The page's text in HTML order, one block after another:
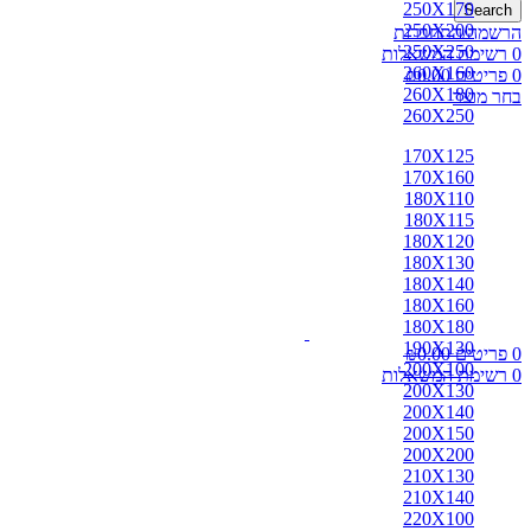
Search
הרשמה/התחברות
0 רשימת המשאלות
0 פריטים ₪0.00
בחר מוצר
0 פריטים ₪0.00
0 רשימת המשאלות
250X170
250X200
250X250
260X160
260X180
260X250
170X125
170X160
180X110
180X115
180X120
180X130
180X140
180X160
180X180
190X130
200X100
200X130
200X140
200X150
200X200
210X130
210X140
220X100